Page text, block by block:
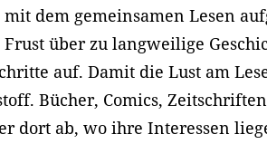
dem gemeinsamen Lesen
Frust über zu langweilige
auf. Damit die Lust am
Bücher, Comics,
dort ab, wo ihre Interessen